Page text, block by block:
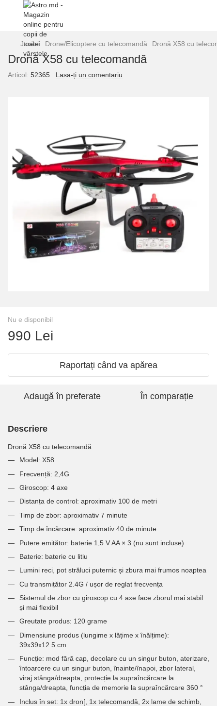
Jucării Drone/Elicoptere cu telecomandă Dronă X58 cu
Dronă X58 cu telecomandă
Articol: 52365 Lasa-ți un comentariu
Nu e disponibil
990 Lei
Raportați când va apărea
Adaugă în preferate În comparație
Descriere
Dronă X58 cu telecomandă
Model: X58
Frecvență: 2,4G
Giroscop: 4 axe
Distanța de control: aproximativ 100 de metri
Timp de zbor: aproximativ 7 minute
Timp de încărcare: aproximativ 40 de minute
Putere emițător: baterie 1,5 V AA × 3 (nu sunt incluse)
Baterie: baterie cu litiu
Lumini reci, pot străluci puternic și zbura mai frumos noaptea
Cu transmițător 2.4G / ușor de reglat frecvența
Sistemul de zbor cu giroscop cu 4 axe face zborul mai stabil
și mai flexibil
Greutate produs: 120 grame
Dimensiune produs (lungime x lățime x înălțime):
39x39x12.5 cm
Funcție: mod fără cap, decolare cu un singur buton, aterizare,
întoarcere cu un singur buton, înainte/înapoi, zbor lateral,
viraj stânga/dreapta, protecție la supraîncărcare la
stânga/dreapta, funcția de memorie la supraîncărcare 360 ​​°
Inclus în set: 1x dron[, 1x telecomandă, 2x lame de schimb,